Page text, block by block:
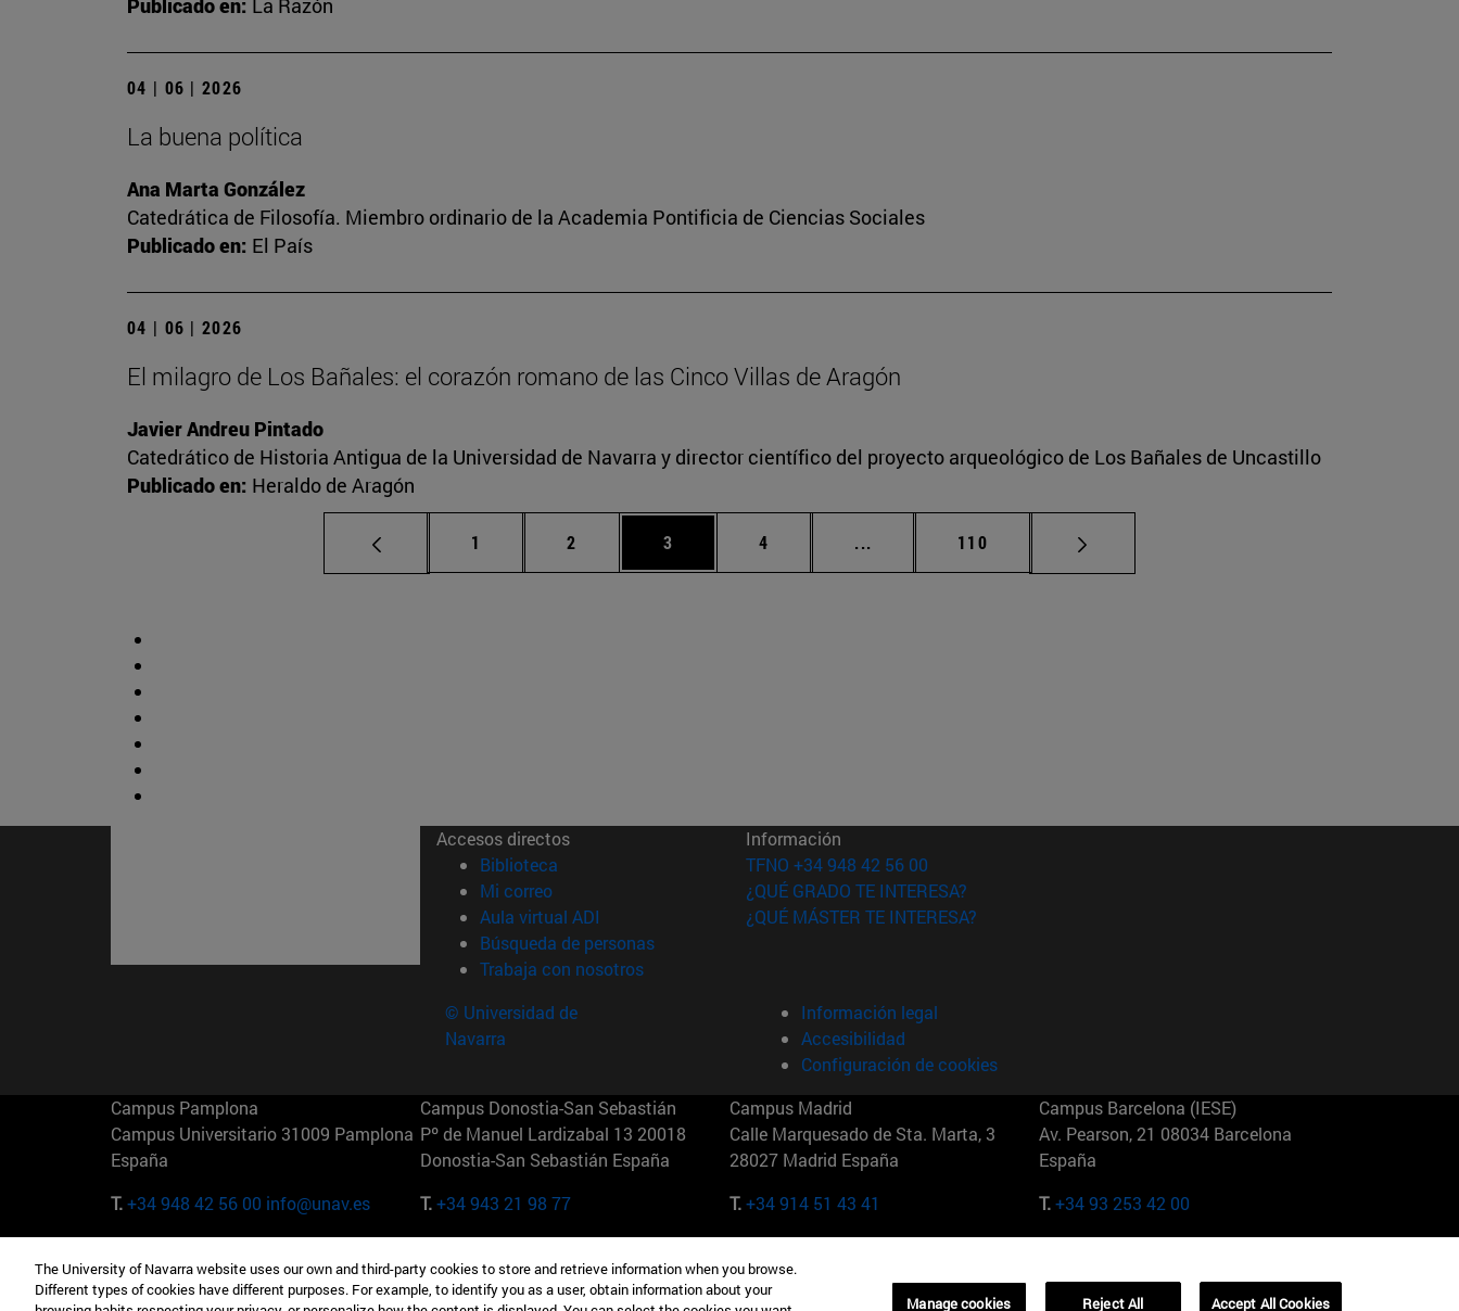
Publicado en: La Razón
04 | 06 | 2026
La buena política
Ana Marta González
Catedrática de Filosofía. Miembro ordinario de la Academia Pontificia de Ciencias Sociales
Publicado en: El País
04 | 06 | 2026
El milagro de Los Bañales: el corazón romano de las Cinco Villas de Aragón
Javier Andreu Pintado
Catedrático de Historia Antigua de la Universidad de Navarra y director científico del proyecto arqueológico de Los Bañales de Uncastillo
Publicado en: Heraldo de Aragón
Página
1 Página
2 Página
3 Página
4 ... Páginas intermedias Use TAB para desplazarse.
Página
110
Accesos directos
Biblioteca (abre en nueva ventana)
Mi correo(abre en nueva ventana)
Aula virtual ADI (abre en nueva ventana)
Búsqueda de personas(abre en nueva ventana)
Trabaja con nosotros(abre en nueva ventana)
Información
TFNO +34 948 42 56 00
¿QUÉ GRADO TE INTERESA?
¿QUÉ MÁSTER TE INTERESA?
© Universidad de
Navarra
Información legal
Accesibilidad
Configuración de cookies
Campus Pamplona
Campus Universitario 31009 Pamplona
España
T.+34 948 42 56 00 info@unav.es
Campus Donostia-San Sebastián
Pº de Manuel Lardizabal 13 20018
Donostia-San Sebastián España
T.+34 943 21 98 77
Campus Madrid
Calle Marquesado de Sta. Marta, 3
28027 Madrid España
T.+34 914 51 43 41
Campus Barcelona (IESE)
Av. Pearson, 21 08034 Barcelona
España
T.+34 93 253 42 00
Camino del Cerro Águila 3 28023
Madrid España
165 W 57th St 10019-2201 Nueva York
EE.UU
Maria-Theresia-Straße 15 81675
Múnich Alemania
01321001 Bela Vista Brasil
The University of Navarra website uses our own and third-party cookies to store and retrieve information when you browse.
Different types of cookies have different purposes. For example, to identify you as a user, obtain information about your
Manage cookies Reject All Accept All Cookies